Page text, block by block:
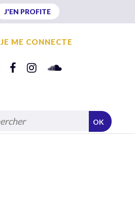
J'EN PROFITE
JE ME CONNECTE
OK